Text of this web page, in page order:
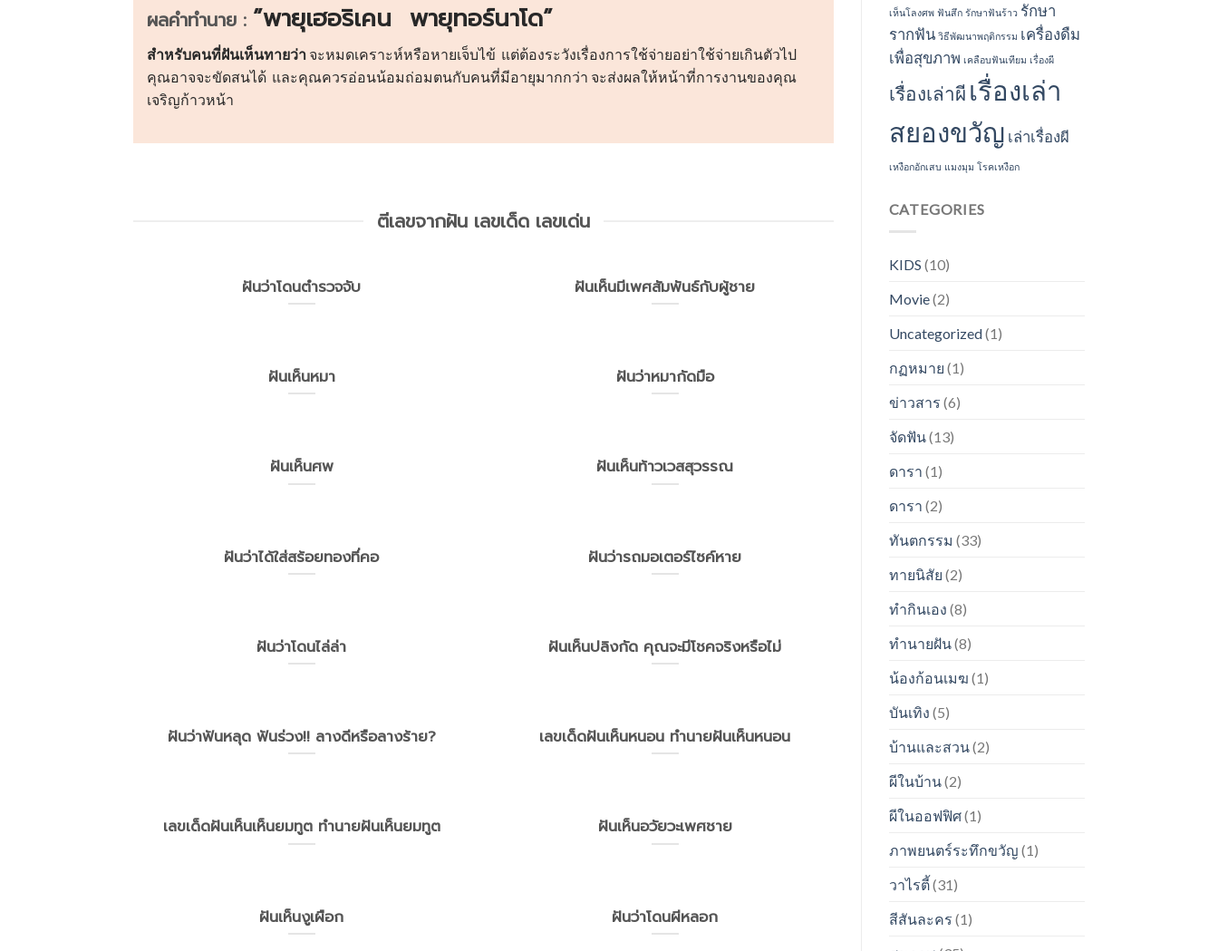
ผลคำทำนาย : ”พายุเฮอริเคน พายุทอร์นาโด”
สำหรับคนที่ฝันเห็นทายว่า จะหมดเคราะห์หรือหายเจ็บไข้ แต่ต้องระวังเรื่องการใช้จ่ายอย่าใช้จ่ายเกินตัวไป
คุณอาจจะขัดสนได้ และคุณควรอ่อนน้อมถ่อมตนกับคนที่มีอายุมากกว่า จะส่งผลให้หน้าที่การงานของคุณ
เจริญก้าวหน้า
ตีเลขจากฝัน เลขเด็ด เลขเด่น
ฝันว่าโดนตำรวจจับ ฝันเห็นมีเพศสัมพันธ์กับผู้ชาย
ฝันเห็นหมา ฝันว่าหมากัดมือ
ฝันเห็นศพ ฝันเห็นท้าวเวสสุวรรณ
ฝันว่าได้ใส่สร้อยทองที่คอ ฝันว่ารถมอเตอร์ไซค์หาย
ฝันว่าโดนไล่ล่า ฝันเห็นปลิงกัด คุณจะมีโชคจริงหรือไม่
ฝันว่าฟันหลุด ฟันร่วง!! ลางดีหรือลางร้าย? เลขเด็ดฝันเห็นหนอน ทำนายฝันเห็นหนอน
เลขเด็ดฝันเห็นเห็นยมทูต ทำนายฝันเห็นยมทูต ฝันเห็นอวัยวะเพศชาย
ฝันเห็นงูเผือก ฝันว่าโดนผีหลอก
เห็นโลงศพ ฟันสึก รักษาฟันร้าว รักษา
รากฟัน วิธีพัฒนาพฤติกรรม เครื่องดืม
เพื่อสุขภาพ เคลือบฟันเทียม เรื่องผี
เรื่องเล่าผี เรื่องเล่า
สยองขวัญ เล่าเรื่องผี
เหงือกอักเสบ แมงมุม โรคเหงือก
CATEGORIES
KIDS (10)
Movie(2)
Uncategorized(1)
กฏหมาย (1)
ข่าวสาร (6)
จัดฟัน(13)
ดารา (1)
ดารา (2)
ทันตกรรม (33)
ทายนิสัย (2)
ทำกินเอง (8)
ทำนายฝัน(8)
น้องก้อนเมฆ (1)
บันเทิง (5)
บ้านและสวน(2)
ผีในบ้าน(2)
ผีในออฟฟิศ(1)
ภาพยนตร์ระทึกขวัญ (1)
วาไรตี้(31)
สีสันละคร (1)